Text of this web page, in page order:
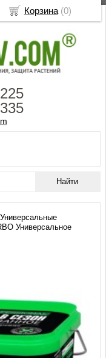
Универсальные
Универсальное
Корзина(0)